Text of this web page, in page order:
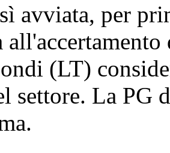
avviata, per
(LT)
settore. La PG